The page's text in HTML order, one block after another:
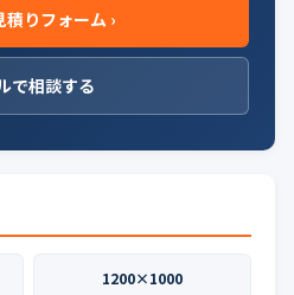
りフォーム ›
で相談する
1200×1000